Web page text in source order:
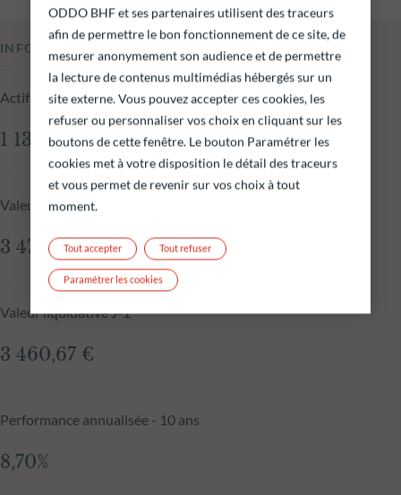
INFORMATIONS CLÉS
Actif net du fonds au 05.08.2026
1 136,47 M€
Valeur liquidative au 05.08.2026
3 477,73 €
Valeur liquidative J-1
3 460,67 €
Performance annualisée - 10 ans
8,70%
ODDO BHF et ses partenaires utilisent des traceurs
afin de permettre le bon fonctionnement de ce site, de
mesurer anonymement son audience et de permettre
la lecture de contenus multimédias hébergés sur un
site externe. Vous pouvez accepter ces cookies, les
refuser ou personnaliser vos choix en cliquant sur les
boutons de cette fenêtre. Le bouton Paramétrer les
cookies met à votre disposition le détail des traceurs
et vous permet de revenir sur vos choix à tout
moment.
Tout refuser
Tout accepter
Paramétrer les cookies